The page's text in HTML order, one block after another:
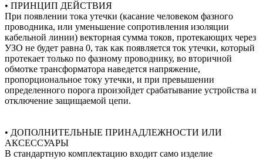
• ПРИНЦИП ДЕЙСТВИЯ
При появлении тока утечки (касание человеком фазного
проводника, или уменьшение сопротивления изоляции
кабельной линии) векторная сумма токов, протекающих через
УЗО не будет равна 0, так как появляется ток утечки, который
протекает только по фазному проводнику, во вторичной
обмотке трансформатора наведется напряжение,
пропорциональное току утечки, и при превышении
определенного порога произойдет срабатывание устройства и
отключение защищаемой цепи.
• ДОПОЛНИТЕЛЬНЫЕ ПРИНАДЛЕЖНОСТИ ИЛИ
АКСЕССУАРЫ
В стандартную комплектацию входит само изделие